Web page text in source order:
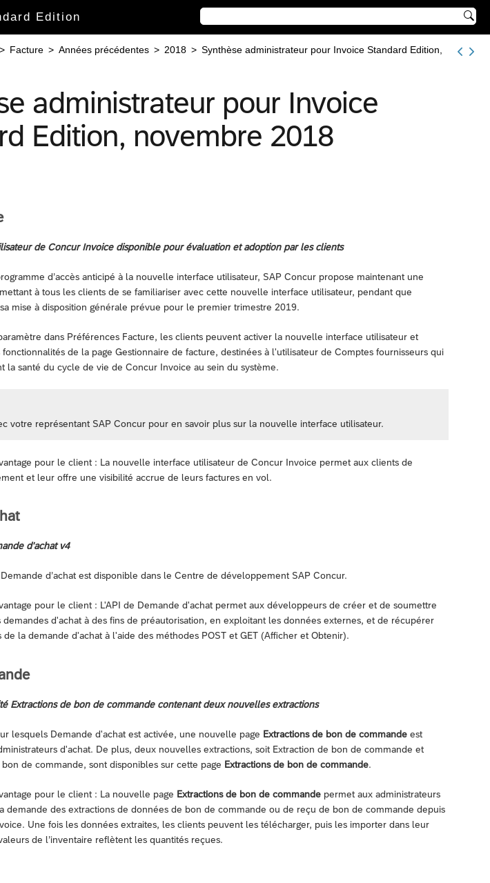
Edition 
> Facture > Années précédentes > 2018 > Synthèse administrateur pour Invoice Standard Edition,
administrateur pour Invoice
Edition, novembre 2018
de Concur Invoice disponible pour évaluation et adoption par les clients
d’accès anticipé à la nouvelle interface utilisateur, SAP Concur propose maintenant une
à tous les clients de se familiariser avec cette nouvelle interface utilisateur, pendant que
mise à disposition générale prévue pour le premier trimestre 2019.
dans Préférences Facture, les clients peuvent activer la nouvelle interface utilisateur et
de la page Gestionnaire de facture, destinées à l'utilisateur de Comptes fournisseurs qui
la santé du cycle de vie de Concur Invoice au sein du système.
votre représentant SAP Concur pour en savoir plus sur la nouvelle interface utilisateur.
pour le client : La nouvelle interface utilisateur de Concur Invoice permet aux clients de
et leur offre une visibilité accrue de leurs factures en vol.
d'achat v4
d’achat est disponible dans le Centre de développement SAP Concur.
pour le client : L'API de Demande d'achat permet aux développeurs de créer et de soumettre
d'achat à des fins de préautorisation, en exploitant les données externes, et de récupérer
de la demande d'achat à l'aide des méthodes POST et GET (Afficher et Obtenir).
Extractions de bon de commande contenant deux nouvelles extractions
lesquels Demande d'achat est activée, une nouvelle page Extractions de bon de commande est
d'achat. De plus, deux nouvelles extractions, soit Extraction de bon de commande et
de commande, sont disponibles sur cette page Extractions de bon de commande.
pour le client : La nouvelle page Extractions de bon de commande permet aux administrateurs
demande des extractions de données de bon de commande ou de reçu de bon de commande depuis
Une fois les données extraites, les clients peuvent les télécharger, puis les importer dans leur
de l’inventaire reflètent les quantités reçues.